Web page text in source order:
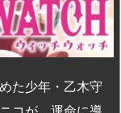
た少年・乙木守